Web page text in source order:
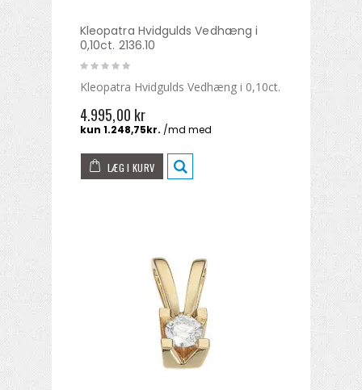
Kleopatra Hvidgulds Vedhæng i
0,10ct. 2136.10
Kleopatra Hvidgulds Vedhæng i 0,10ct.
4.995,00 kr
LÆG I KURV